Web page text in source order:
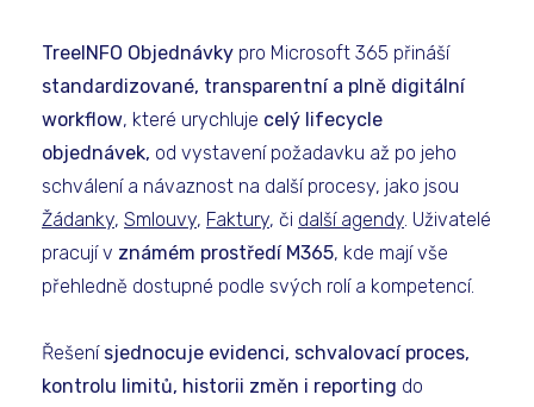
TreeINFO Objednávky pro Microsoft 365 přináší
standardizované, transparentní a plně digitální
workflow, které urychluje celý lifecycle
objednávek, od vystavení požadavku až po jeho
schválení a návaznost na další procesy, jako jsou
Žádanky, Smlouvy, Faktury, či další agendy. Uživatelé
pracují v známém prostředí M365, kde mají vše
přehledně dostupné podle svých rolí a kompetencí.
Řešení sjednocuje evidenci, schvalovací proces,
kontrolu limitů, historii změn i reporting do